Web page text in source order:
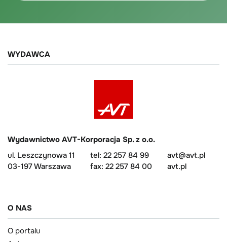
WYDAWCA
Wydawnictwo AVT-Korporacja Sp. z o.o.
ul. Leszczynowa 11
03-197 Warszawa
tel: 22 257 84 99
fax: 22 257 84 00
avt@avt.pl
avt.pl
O NAS
O portalu